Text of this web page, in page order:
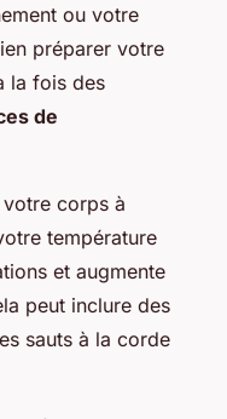
ou votre
préparer votre
la fois des
de
corps à
température
et augmente
peut inclure des
sauts à la corde